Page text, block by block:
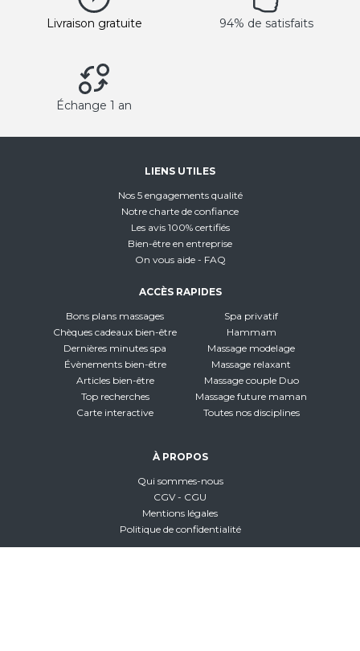
Livraison gratuite 94% de satisfaits
Échange 1 an
LIENS UTILES
Nos 5 engagements qualité
Notre charte de confiance
Les avis 100% certifiés
Bien-être en entreprise
On vous aide - FAQ
ACCÈS RAPIDES
Bons plans massages
Chèques cadeaux bien-être
Dernières minutes spa
Évènements bien-être
Articles bien-être
Top recherches
Carte interactive
Spa privatif
Hammam
Massage modelage
Massage relaxant
Massage couple Duo
Massage future maman
Toutes nos disciplines
À PROPOS
Qui sommes-nous
CGV - CGU
Mentions légales
Politique de confidentialité